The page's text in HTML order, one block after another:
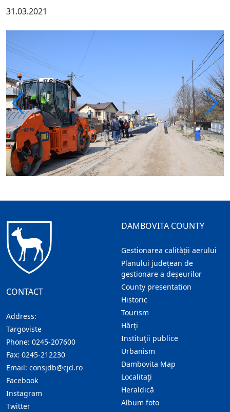
31.03.2021
CONTACT
Address:
Targoviste
Phone: 0245-207600
Fax: 0245-212230
Email: consjdb@cjd.ro
Facebook
Instagram
Twitter
DAMBOVITA COUNTY
Gestionarea calității aerului
Planului județean de
gestionare a deșeurilor
County presentation
Historic
Tourism
Hărţi
Instituţii publice
Urbanism
Dambovita Map
Localitaţi
Heraldică
Album foto